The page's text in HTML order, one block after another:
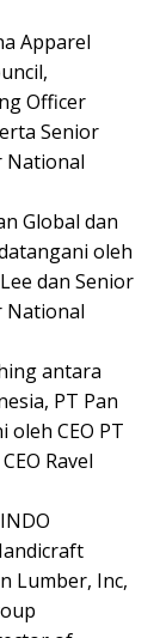
Apparel
Officer
Senior
National
Global dan
oleh
dan Senior
National
antara
PT Pan
CEO PT
Ravel
Lumber, Inc,